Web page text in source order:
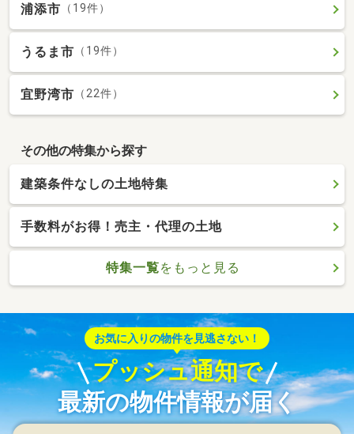
浦添市 （19件）
うるま市 （19件）
宜野湾市 （22件）
その他の特集から探す
建築条件なしの土地特集
手数料がお得！売主・代理の土地
特集一覧をもっと見る
お気に入りの物件を見逃さない！
プッシュ通知で
最新の物件情報が届く